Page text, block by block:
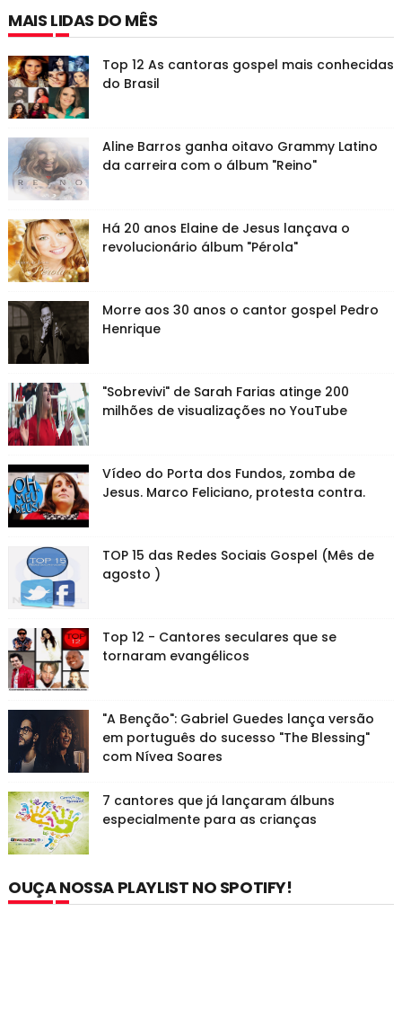
MAIS LIDAS DO MÊS
Top 12 As cantoras gospel mais conhecidas
do Brasil
Aline Barros ganha oitavo Grammy Latino
da carreira com o álbum "Reino"
Há 20 anos Elaine de Jesus lançava o
revolucionário álbum "Pérola"
Morre aos 30 anos o cantor gospel Pedro
Henrique
"Sobrevivi" de Sarah Farias atinge 200
milhões de visualizações no YouTube
Vídeo do Porta dos Fundos, zomba de
Jesus. Marco Feliciano, protesta contra.
TOP 15 das Redes Sociais Gospel (Mês de
agosto )
Top 12 - Cantores seculares que se
tornaram evangélicos
"A Benção": Gabriel Guedes lança versão
em português do sucesso "The Blessing"
com Nívea Soares
7 cantores que já lançaram álbuns
especialmente para as crianças
OUÇA NOSSA PLAYLIST NO SPOTIFY!